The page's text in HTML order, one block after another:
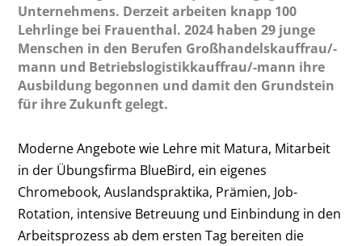
Unternehmens. Derzeit arbeiten knapp 100
Lehrlinge bei Frauenthal. 2024 haben 29 junge
Menschen in den Berufen Großhandelskauffrau/-
mann und Betriebslogistikkauffrau/-mann ihre
Ausbildung begonnen und damit den Grundstein
für ihre Zukunft gelegt.
Moderne Angebote wie Lehre mit Matura, Mitarbeit
in der Übungsfirma BlueBird, ein eigenes
Chromebook, Auslandspraktika, Prämien, Job-
Rotation, intensive Betreuung und Einbindung in den
Arbeitsprozess ab dem ersten Tag bereiten die